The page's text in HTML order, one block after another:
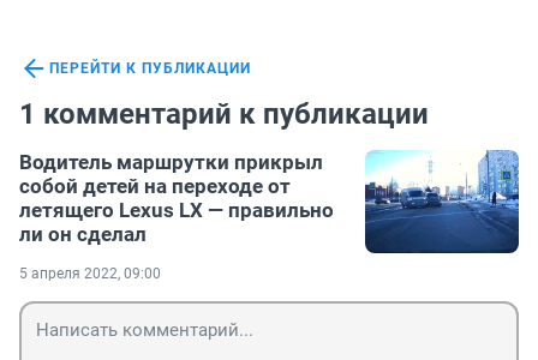
ПЕРЕЙТИ К ПУБЛИКАЦИИ
1 комментарий к публикации
Водитель маршрутки прикрыл
собой детей на переходе от
летящего Lexus LX — правильно
ли он сделал
5 апреля 2022, 09:00